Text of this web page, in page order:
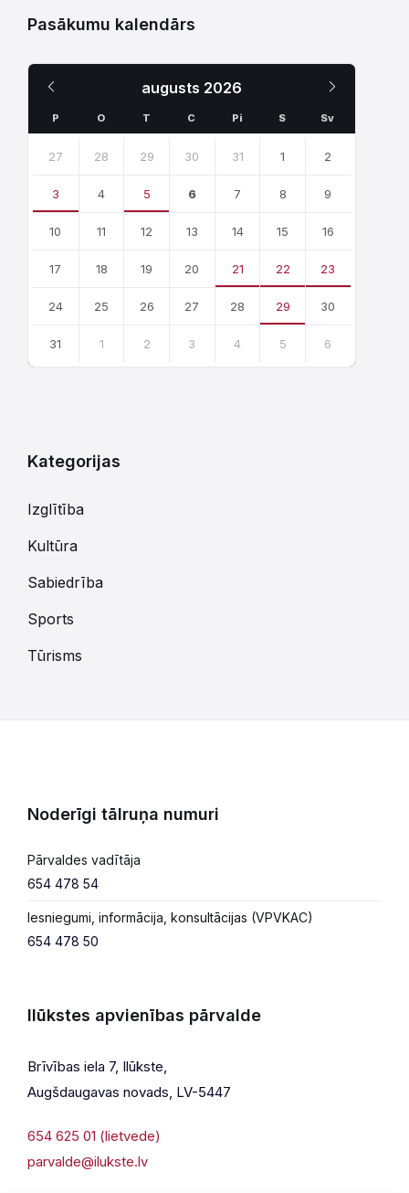
Pasākumu kalendārs
augusts 2026
Mēnesis
P O T C Pi S Sv
calendar
27 28 29 30 31 1 2
3 4 5 6 7 8 9
10 11 12 13 14 15 16
17 18 19 20 21 22 23
24 25 26 27 28 29 30
31 1 2 3 4 5 6
Kategorijas
Izglītība
Kultūra
Sabiedrība
Sports
Tūrisms
Noderīgi tālruņa numuri
Pārvaldes vadītāja
654 478 54
Iesniegumi, informācija, konsultācijas (VPVKAC)
654 478 50
Ilūkstes apvienības pārvalde
Brīvības iela 7, Ilūkste,
Augšdaugavas novads, LV-5447
654 625 01 (lietvede)
parvalde@ilukste.lv